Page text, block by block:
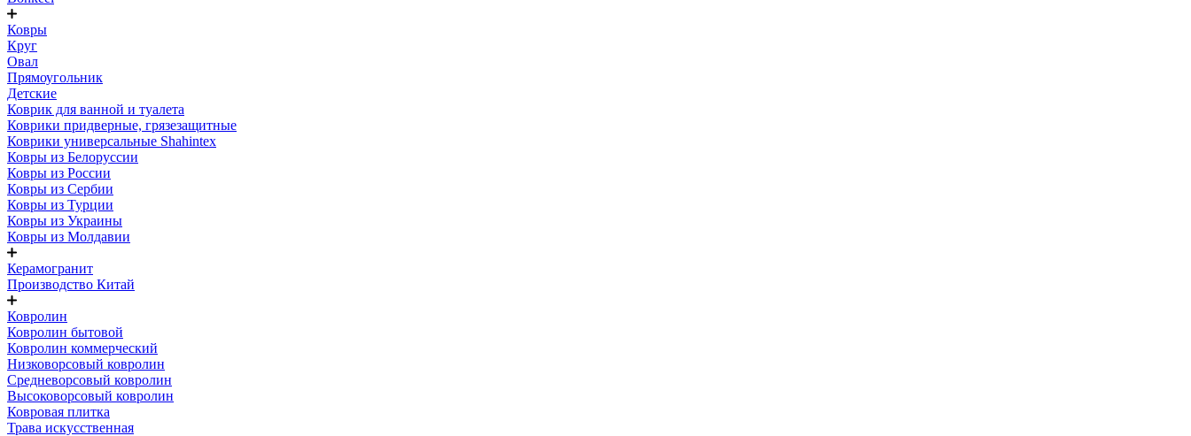
Ковры
Круг
Овал
Прямоугольник
Детские
Коврик для ванной и туалета
Коврики придверные, грязезащитные
Коврики универсальные Shahintex
Ковры из Белоруссии
Ковры из России
Ковры из Сербии
Ковры из Турции
Ковры из Украины
Ковры из Молдавии
Керамогранит
Производство Китай
Ковролин
Ковролин бытовой
Ковролин коммерческий
Низковорсовый ковролин
Средневорсовый ковролин
Высоковорсовый ковролин
Ковровая плитка
Трава искусственная